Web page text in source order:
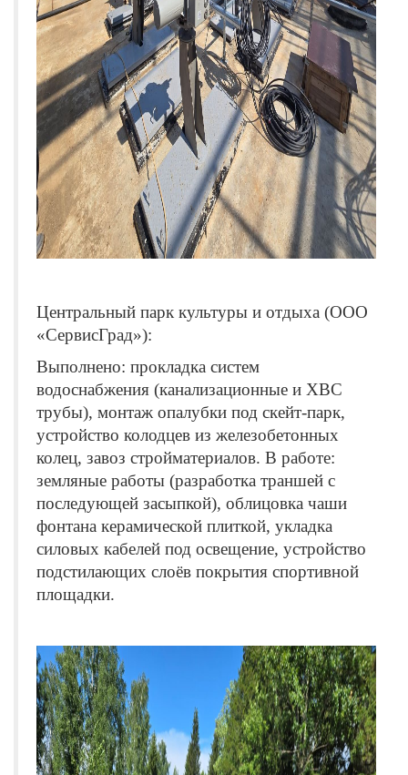
Центральный парк культуры и отдыха (ООО
«СервисГрад»):
Выполнено: прокладка систем
водоснабжения (канализационные и ХВС
трубы), монтаж опалубки под скейт-парк,
устройство колодцев из железобетонных
колец, завоз стройматериалов. В работе:
земляные работы (разработка траншей с
последующей засыпкой), облицовка чаши
фонтана керамической плиткой, укладка
силовых кабелей под освещение, устройство
подстилающих слоёв покрытия спортивной
площадки.